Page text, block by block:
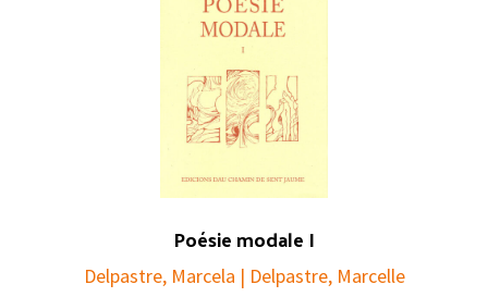
Poésie modale I
Delpastre, Marcela | Delpastre, Marcelle